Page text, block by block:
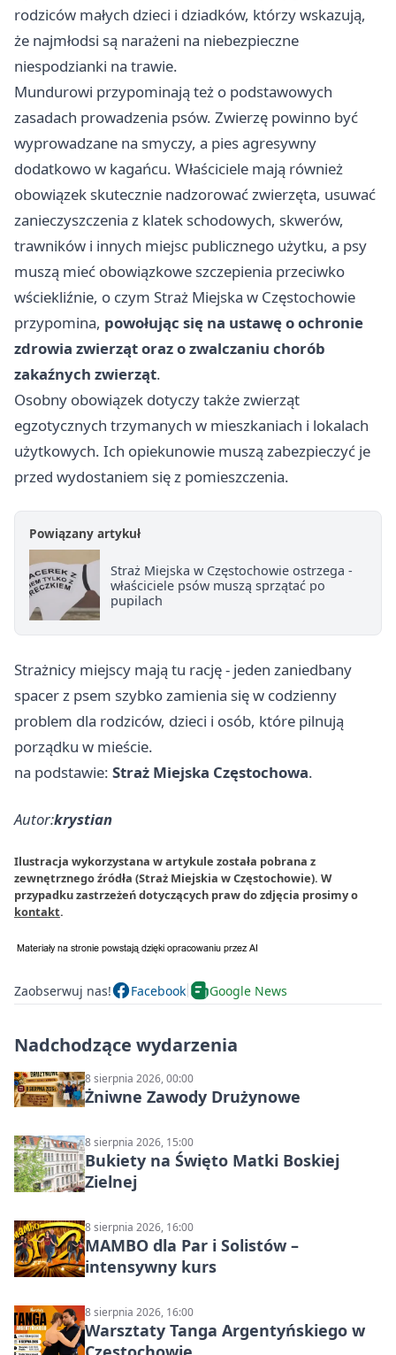
rodziców małych dzieci i dziadków, którzy wskazują,
że najmłodsi są narażeni na niebezpieczne
niespodzianki na trawie.
Mundurowi przypominają też o podstawowych
zasadach prowadzenia psów. Zwierzę powinno być
wyprowadzane na smyczy, a pies agresywny
dodatkowo w kagańcu. Właściciele mają również
obowiązek skutecznie nadzorować zwierzęta, usuwać
zanieczyszczenia z klatek schodowych, skwerów,
trawników i innych miejsc publicznego użytku, a psy
muszą mieć obowiązkowe szczepienia przeciwko
wściekliźnie, o czym Straż Miejska w Częstochowie
przypomina, powołując się na ustawę o ochronie
zdrowia zwierząt oraz o zwalczaniu chorób
zakaźnych zwierząt.
Osobny obowiązek dotyczy także zwierząt
egzotycznych trzymanych w mieszkaniach i lokalach
użytkowych. Ich opiekunowie muszą zabezpieczyć je
przed wydostaniem się z pomieszczenia.
Powiązany artykuł
Straż Miejska w Częstochowie ostrzega -
właściciele psów muszą sprzątać po
pupilach
Strażnicy miejscy mają tu rację - jeden zaniedbany
spacer z psem szybko zamienia się w codzienny
problem dla rodziców, dzieci i osób, które pilnują
porządku w mieście.
na podstawie: Straż Miejska Częstochowa.
Autor:krystian
Ilustracja wykorzystana w artykule została pobrana z
zewnętrznego źródła (Straż Miejskia w Częstochowie). W
przypadku zastrzeżeń dotyczących praw do zdjęcia prosimy o
kontakt.
Zaobserwuj nas! Facebook Google News
Nadchodzące wydarzenia
8 sierpnia 2026, 00:00
Żniwne Zawody Drużynowe
8 sierpnia 2026, 15:00
Bukiety na Święto Matki Boskiej
Zielnej
8 sierpnia 2026, 16:00
MAMBO dla Par i Solistów –
intensywny kurs
8 sierpnia 2026, 16:00
Warsztaty Tanga Argentyńskiego w